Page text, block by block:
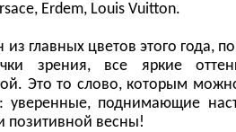
Erdem, Louis Vuitton.
главных цветов этого года,
зрения, все яркие
Это то слово, которым
уверенные, поднимающие
позитивной весны!